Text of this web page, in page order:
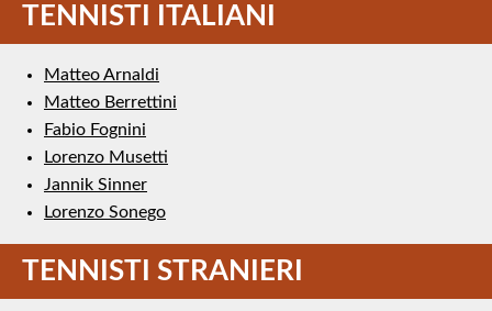
TENNISTI ITALIANI
Matteo Arnaldi
Matteo Berrettini
Fabio Fognini
Lorenzo Musetti
Jannik Sinner
Lorenzo Sonego
TENNISTI STRANIERI